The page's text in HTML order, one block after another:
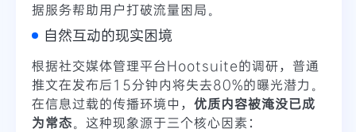
据服务帮助用户打破流量困局。
自然互动的现实困境
根据社交媒体管理平台Hootsuite的调研，普通
推文在发布后15分钟内将失去80%的曝光潜力。
在信息过载的传播环境中， 优质内容被淹没已成
为常态。这种现象源于三个核心因素：